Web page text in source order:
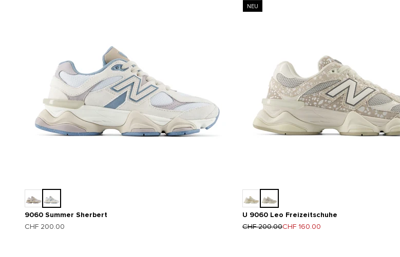
9060 Summer Sherbert
Angebot
CHF 200.00
NEU
U 9060 Leo Freizeitschuhe
Regulärer Preis
CHF 200.00Angebot
CHF 160.00